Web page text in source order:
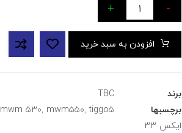
-
+
افزودن به سبد خرید
برند
TBC
برچسبها
mwm ۵۳۰, mwm۵۵۰,tiggo۵
ایکس ۳۳